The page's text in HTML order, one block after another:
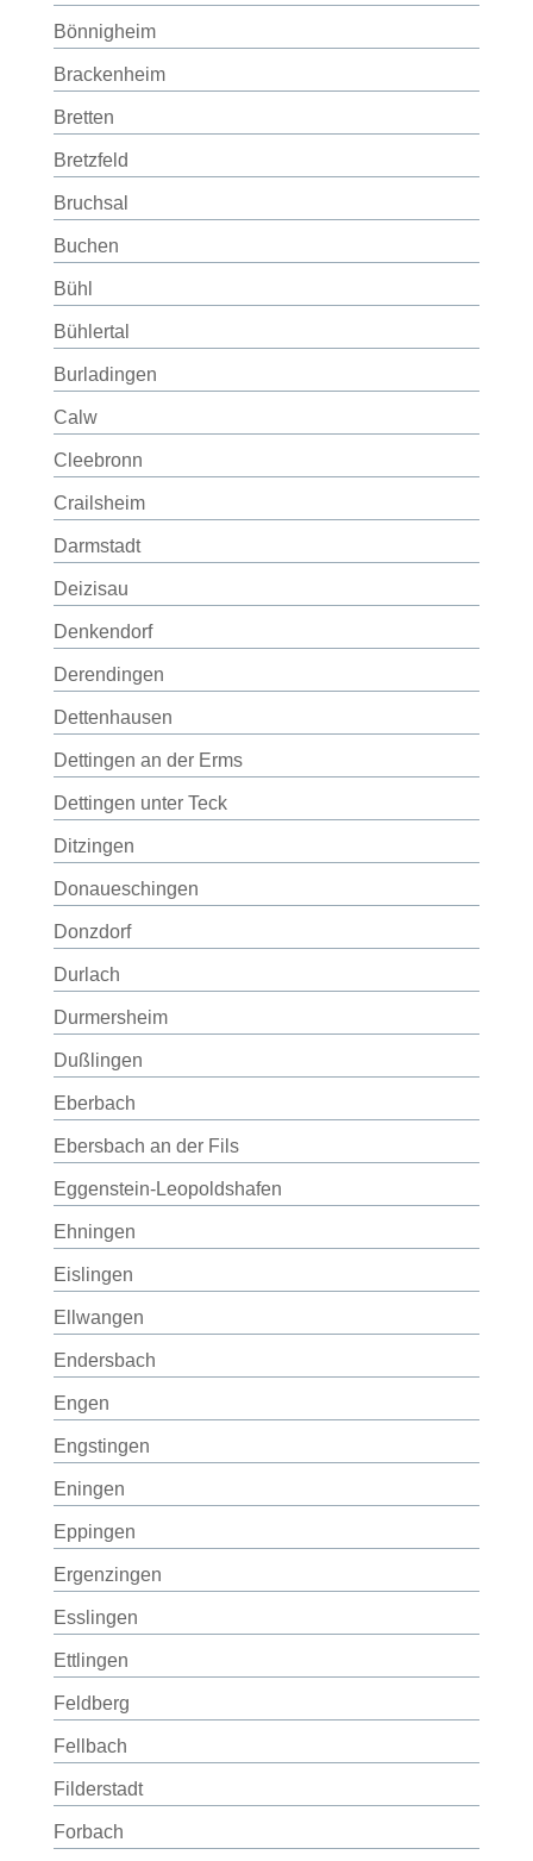
Bönnigheim
Brackenheim
Bretten
Bretzfeld
Bruchsal
Buchen
Bühl
Bühlertal
Burladingen
Calw
Cleebronn
Crailsheim
Darmstadt
Deizisau
Denkendorf
Derendingen
Dettenhausen
Dettingen an der Erms
Dettingen unter Teck
Ditzingen
Donaueschingen
Donzdorf
Durlach
Durmersheim
Dußlingen
Eberbach
Ebersbach an der Fils
Eggenstein-Leopoldshafen
Ehningen
Eislingen
Ellwangen
Endersbach
Engen
Engstingen
Eningen
Eppingen
Ergenzingen
Esslingen
Ettlingen
Feldberg
Fellbach
Filderstadt
Forbach